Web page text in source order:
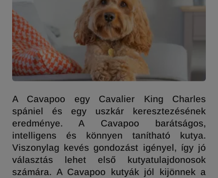
A Cavapoo egy Cavalier King Charles
spániel és egy uszkár keresztezésének
eredménye. A Cavapoo barátságos,
intelligens és könnyen tanítható kutya.
Viszonylag kevés gondozást igényel, így jó
választás lehet első kutyatulajdonosok
számára. A Cavapoo kutyák jól kijönnek a